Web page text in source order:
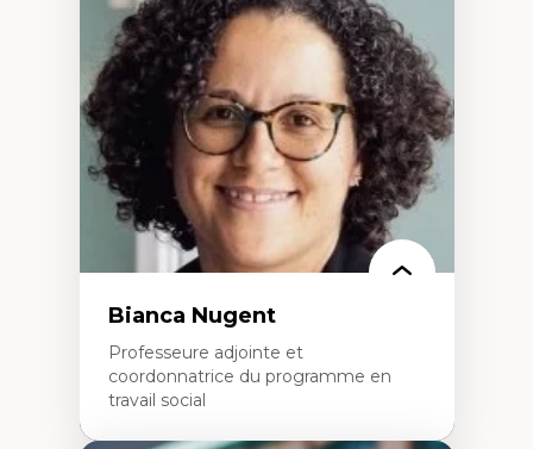
Neuropsychiatrie et neurosciences
Direction d'essais cliniques
Analyse des politiques et pratiques en santé
mentale
Développement de protocoles d'essais
cliniques
Collaboration interfonctionnelle
Leadership en recherche clinique
Développement de cadres politiques
Collaboration avec des entreprises
pharmaceutiques
Rédaction de publications et de rapports
politiques
Enseignement et mentorat
Bianca Nugent
Professeure adjointe et
coordonnatrice du programme en
travail social